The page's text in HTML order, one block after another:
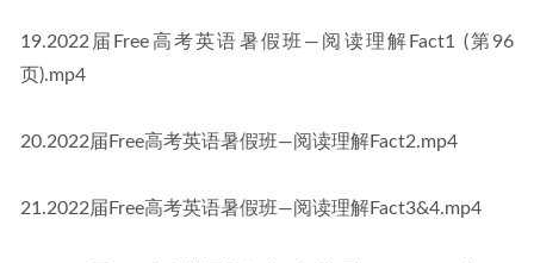
19.2022届Free高考英语暑假班—阅读理解Fact1 (第96
页).mp4
20.2022届Free高考英语暑假班—阅读理解Fact2.mp4
21.2022届Free高考英语暑假班—阅读理解Fact3&4.mp4